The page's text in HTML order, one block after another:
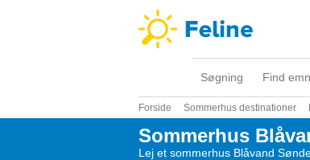
Søgning Find
Forside Sommerhus destinationer
Sommerhus
Lej et sommerhus Blåvand